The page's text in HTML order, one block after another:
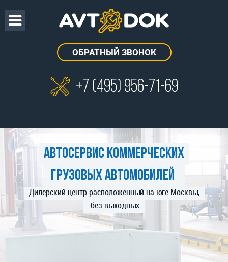
+7 (495) 956-71-69
ОБРАТНЫЙ ЗВОНОК
Автосервис коммерческих
грузовых автомобилей
Дилерский центр расположенный на юге Москвы,
без выходных